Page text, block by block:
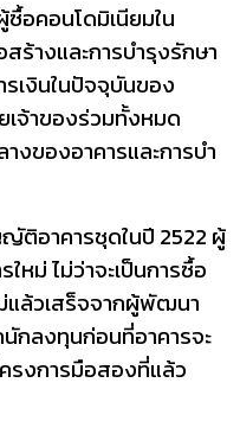
ซื้อคอนโดมิเนียมใน
ร้างและการบำรุงรักษา
เงินในปัจจุบันของ
เจ้าของร่วมทั้งหมด
งของอาคารและการบำ
ติอาคารชุดในปี 2522 ผู้
ใหม่ ไม่ว่าจะเป็นการซื้อ
ล้วเสร็จจากผู้พัฒนา
นักลงทุนก่อนที่อาคารจะ
รงการมือสองที่แล้ว